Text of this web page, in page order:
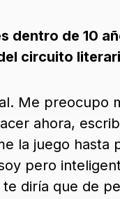
dentro de 10
circuito
Me preocupo
ahora,
la juego hasta
pero
diría que de